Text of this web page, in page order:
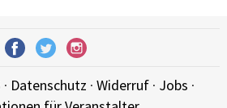
· Datenschutz · Widerruf· Jobs ·